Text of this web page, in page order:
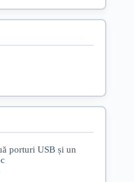
porturi USB și un